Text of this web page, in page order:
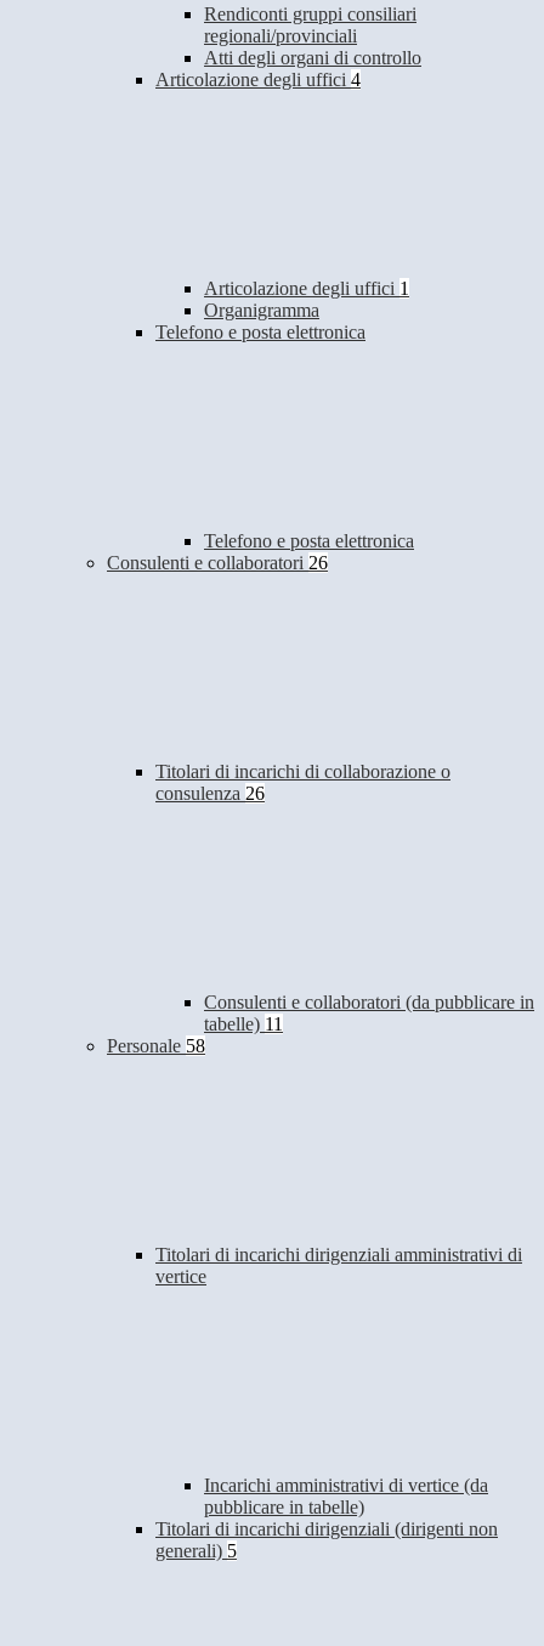
Rendiconti gruppi consiliari
regionali/provinciali
Atti degli organi di controllo
Articolazione degli uffici 4
Articolazione degli uffici 1
Organigramma
Telefono e posta elettronica
Telefono e posta elettronica
Consulenti e collaboratori 26
Titolari di incarichi di collaborazione o
consulenza 26
Consulenti e collaboratori (da pubblicare in
tabelle) 11
Personale 58
Titolari di incarichi dirigenziali amministrativi di
vertice
Incarichi amministrativi di vertice (da
pubblicare in tabelle)
Titolari di incarichi dirigenziali (dirigenti non
generali) 5